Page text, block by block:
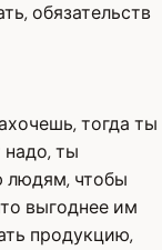
обязательств
тогда ты
надо, ты
людям, чтобы
выгоднее им
продукцию,